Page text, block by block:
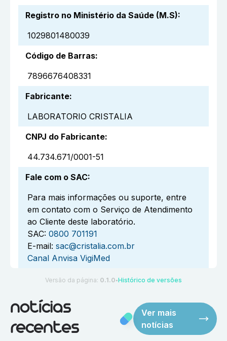
Registro no Ministério da Saúde (M.S):
1029801480039
Código de Barras:
7896676408331
Fabricante:
LABORATORIO CRISTALIA
CNPJ do Fabricante:
44.734.671/0001-51
Fale com o SAC:
Para mais informações ou suporte, entre
em contato com o Serviço de Atendimento
ao Cliente deste laboratório.
SAC: 0800 701191
E-mail: sac@cristalia.com.br
Canal Anvisa VigiMed
Versão da página: 0.1.0 ●Histórico de versões
notícias
recentes
Ver mais
notícias